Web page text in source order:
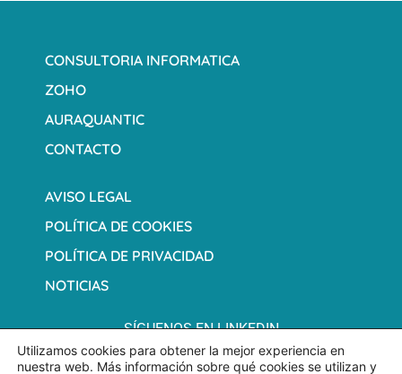
CONSULTORIA INFORMATICA
ZOHO
AURAQUANTIC
CONTACTO
AVISO LEGAL
POLÍTICA DE COOKIES
POLÍTICA DE PRIVACIDAD
NOTICIAS
SÍGUENOS EN LINKEDIN
Utilizamos cookies para obtener la mejor experiencia en
nuestra web. Más información sobre qué cookies se utilizan y